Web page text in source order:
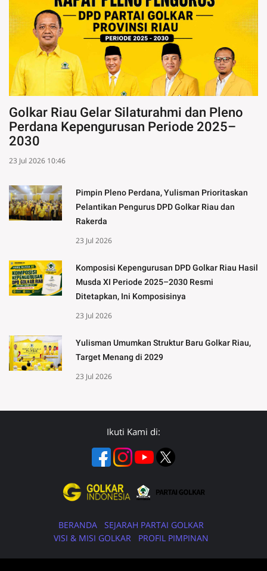
Golkar Riau Gelar Silaturahmi dan Pleno
Perdana Kepengurusan Periode 2025–
2030
23 Jul 2026 10:46
Pimpin Pleno Perdana, Yulisman Prioritaskan
Pelantikan Pengurus DPD Golkar Riau dan
Rakerda
23 Jul 2026
Komposisi Kepengurusan DPD Golkar Riau Hasil
Musda XI Periode 2025–2030 Resmi
Ditetapkan, Ini Komposisinya
23 Jul 2026
Yulisman Umumkan Struktur Baru Golkar Riau,
Target Menang di 2029
23 Jul 2026
Ikuti Kami di:
BERANDA
SEJARAH PARTAI GOLKAR
VISI & MISI GOLKAR
PROFIL PIMPINAN